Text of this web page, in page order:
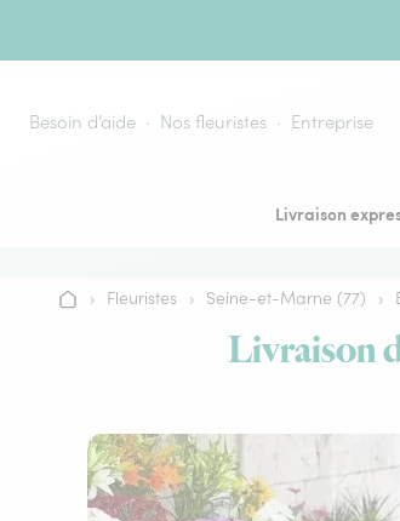
Besoin d’aide Nos fleuristes Entreprise
Livraison
Accueil
› Fleuristes › Seine-et-Marne (77) ›
Livraison